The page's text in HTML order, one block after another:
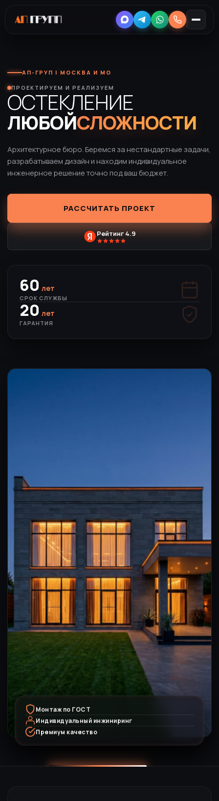
АП-ГРУП | МОСКВА И МО
ПРОЕКТИРУЕМ И РЕАЛИЗУЕМ
ОСТЕКЛЕНИЕ
ЛЮБОЙСЛОЖНОСТИ
Архитектурное бюро. Беремся за нестандартные задачи,
разрабатываем дизайн и находим индивидуальное
инженерное решение точно под ваш бюджет.
РАССЧИТАТЬ ПРОЕКТ
Рейтинг 4.9
60 лет
СРОК СЛУЖБЫ
20 лет
ГАРАНТИЯ
Монтаж по ГОСТ
Индивидуальный инжиниринг
Премиум качество